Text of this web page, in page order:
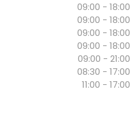
09:00 - 18:00
09:00 - 18:00
09:00 - 18:00
09:00 - 18:00
09:00 - 21:00
08:30 - 17:00
11:00 - 17:00